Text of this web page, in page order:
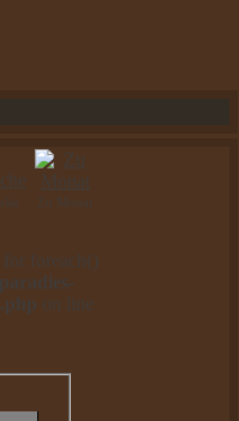
for foreach()
on line